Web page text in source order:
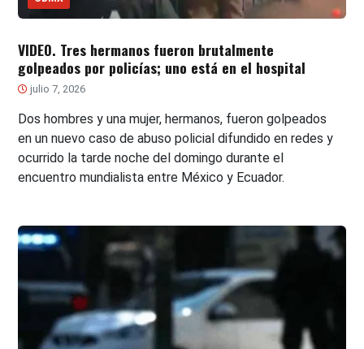
VIDEO. Tres hermanos fueron brutalmente
golpeados por policías; uno está en el hospital
julio 7, 2026
Dos hombres y una mujer, hermanos, fueron golpeados
en un nuevo caso de abuso policial difundido en redes y
ocurrido la tarde noche del domingo durante el
encuentro mundialista entre México y Ecuador.